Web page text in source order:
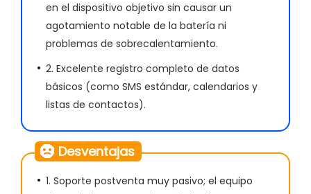
en el dispositivo objetivo sin causar un
agotamiento notable de la batería ni
problemas de sobrecalentamiento.
2. Excelente registro completo de datos
básicos (como SMS estándar, calendarios y
listas de contactos).
Desventajas
1. Soporte postventa muy pasivo; el equipo